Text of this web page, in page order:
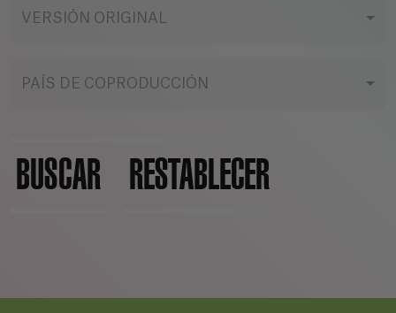
VERSIÓN ORIGINAL
PAÍS DE COPRODUCCIÓN
BUSCAR RESTABLECER